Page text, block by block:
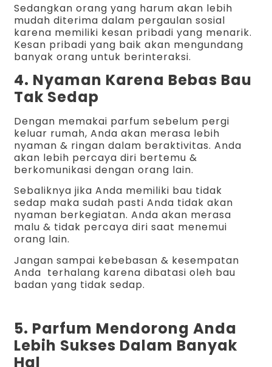
Sedangkan orang yang harum akan lebih
mudah diterima dalam pergaulan sosial
karena memiliki kesan pribadi yang menarik.
Kesan pribadi yang baik akan mengundang
banyak orang untuk berinteraksi.
4. Nyaman Karena Bebas Bau
Tak Sedap
Dengan memakai parfum sebelum pergi
keluar rumah, Anda akan merasa lebih
nyaman & ringan dalam beraktivitas. Anda
akan lebih percaya diri bertemu &
berkomunikasi dengan orang lain.
Sebaliknya jika Anda memiliki bau tidak
sedap maka sudah pasti Anda tidak akan
nyaman berkegiatan. Anda akan merasa
malu & tidak percaya diri saat menemui
orang lain.
Jangan sampai kebebasan & kesempatan
Anda terhalang karena dibatasi oleh bau
badan yang tidak sedap.
5. Parfum Mendorong Anda
Lebih Sukses Dalam Banyak
Hal